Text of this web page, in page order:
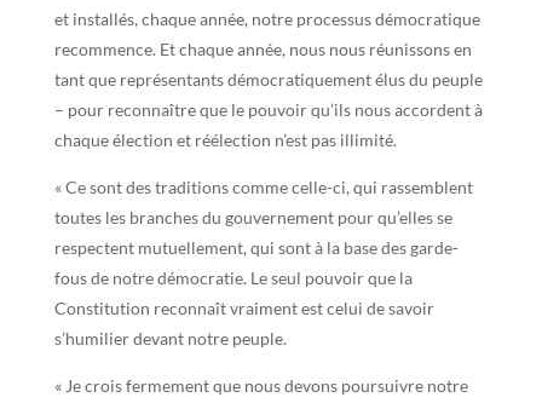
et installés, chaque année, notre processus démocratique
recommence. Et chaque année, nous nous réunissons en
tant que représentants démocratiquement élus du peuple
– pour reconnaître que le pouvoir qu’ils nous accordent à
chaque élection et réélection n’est pas illimité.
« Ce sont des traditions comme celle-ci, qui rassemblent
toutes les branches du gouvernement pour qu’elles se
respectent mutuellement, qui sont à la base des garde-
fous de notre démocratie. Le seul pouvoir que la
Constitution reconnaît vraiment est celui de savoir
s’humilier devant notre peuple.
« Je crois fermement que nous devons poursuivre notre